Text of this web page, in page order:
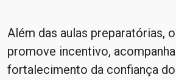
Além das aulas preparatórias,
promove incentivo,
fortalecimento da confiança